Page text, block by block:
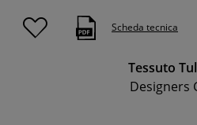
Scheda tecnica
Tessuto
Designers